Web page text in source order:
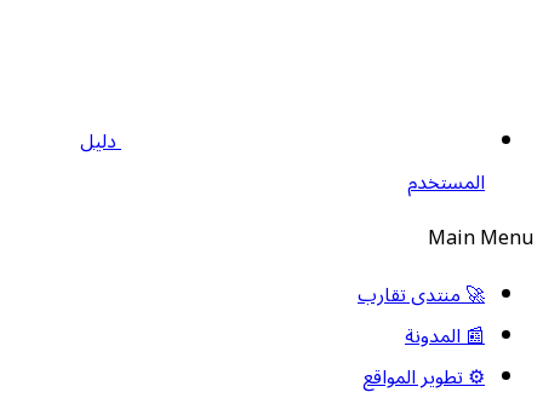
دليل
المستخدم
Main Menu
🚀 منتدى تقارب
📰 المدونة
⚙️ تطوير المواقع